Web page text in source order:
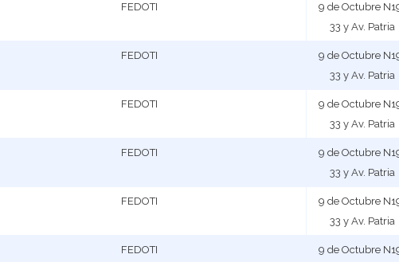
FEDOTI
9 de Octubre
33 y Av. Patria
FEDOTI
9 de Octubre
33 y Av. Patria
FEDOTI
9 de Octubre
33 y Av. Patria
FEDOTI
9 de Octubre
33 y Av. Patria
FEDOTI
9 de Octubre
33 y Av. Patria
FEDOTI
9 de Octubre